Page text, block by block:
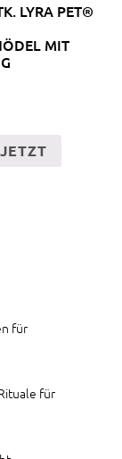
LYRA PET®
MIT
für
für